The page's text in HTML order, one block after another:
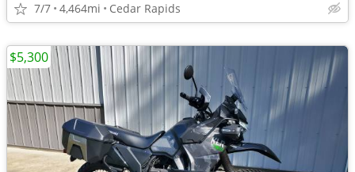
7/7 4,464mi Cedar Rapids
$5,300